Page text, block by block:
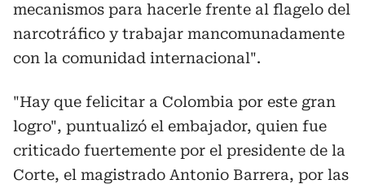
mecanismos para hacerle frente al flagelo del
narcotráfico y trabajar mancomunadamente
con la comunidad internacional".
"Hay que felicitar a Colombia por este gran
logro", puntualizó el embajador, quien fue
criticado fuertemente por el presidente de la
Corte, el magistrado Antonio Barrera, por las